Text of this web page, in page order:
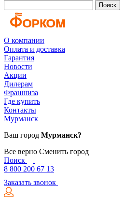
Поиск
О компании
Оплата и доставка
Гарантия
Новости
Акции
Дилерам
Франшиза
Где купить
Контакты
Мурманск
Ваш город Мурманск?
Все верно Сменить город
Поиск
8 800 200 67 13
Заказать звонок